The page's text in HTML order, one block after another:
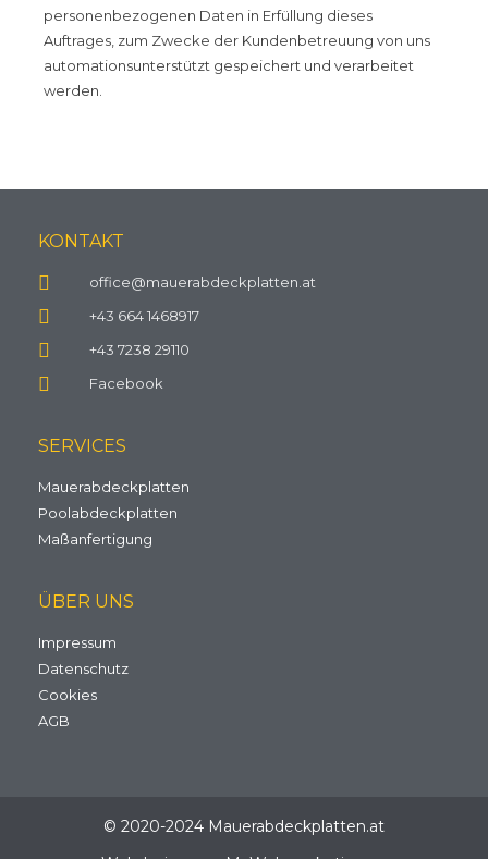
personenbezogenen Daten in Erfüllung dieses
Auftrages, zum Zwecke der Kundenbetreuung von uns
automationsunterstützt gespeichert und verarbeitet
werden.
KONTAKT
office@mauerabdeckplatten.at
+43 664 1468917
+43 7238 29110
Facebook
SERVICES
Mauerabdeckplatten
Poolabdeckplatten
Maßanfertigung
ÜBER UNS
Impressum
Datenschutz
Cookies
AGB
© 2020-2024 Mauerabdeckplatten.at